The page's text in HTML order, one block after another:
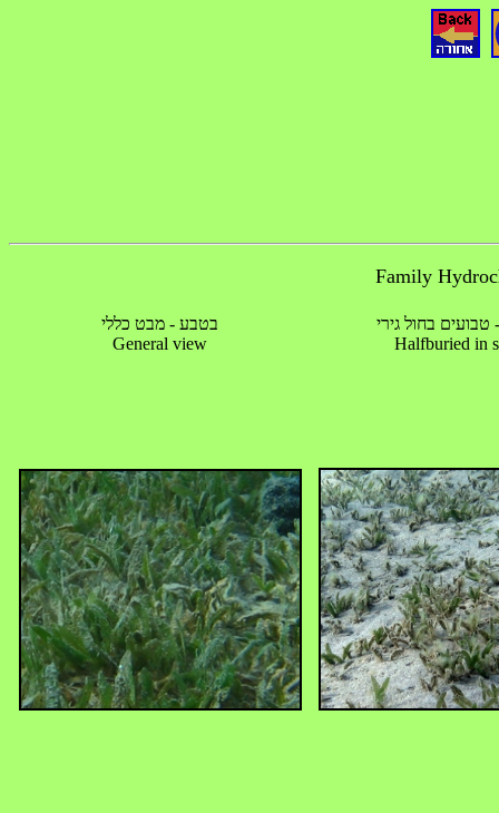
בטבע - מבט כללי
General view
בחול גירי
Halfburied in